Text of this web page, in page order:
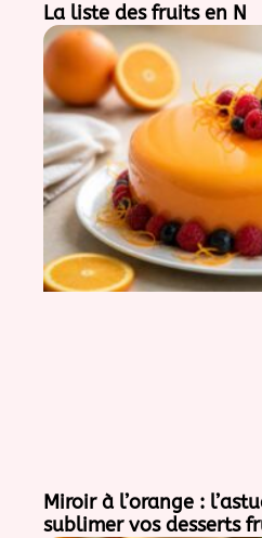
La liste des fruits en N
Miroir à l’orange :
sublimer vos desserts